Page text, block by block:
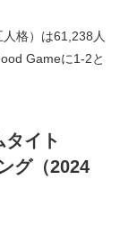
格）は61,238人
Gameに1-2と
イト
グ（2024